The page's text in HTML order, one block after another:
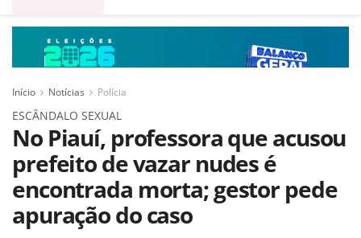
Início Notícias Polícia
ESCÂNDALO SEXUAL
No Piauí, professora que acusou
prefeito de vazar nudes é
encontrada morta; gestor pede
apuração do caso